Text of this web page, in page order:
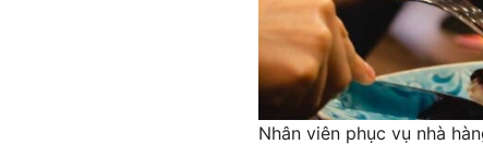
Nhân viên phục vụ nhà